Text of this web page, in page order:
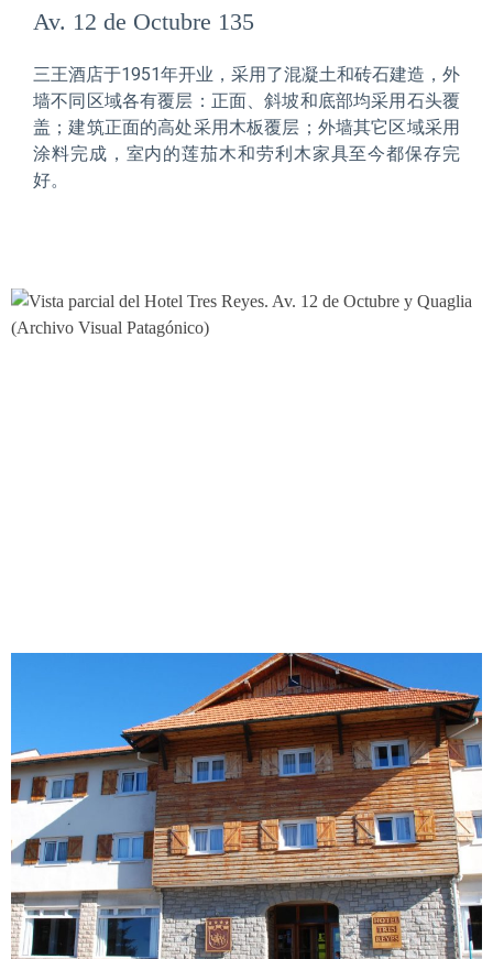
Av. 12 de Octubre 135
三王酒店于1951年开业，采用了混凝土和砖石建造，外
墙不同区域各有覆层：正面、斜坡和底部均采用石头覆
盖；建筑正面的高处采用木板覆层；外墙其它区域采用
涂料完成，室内的莲茄木和劳利木家具至今都保存完
好。